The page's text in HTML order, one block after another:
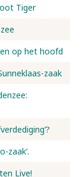
Tiger
op het hoofd
zaak
zaak’.
Live!